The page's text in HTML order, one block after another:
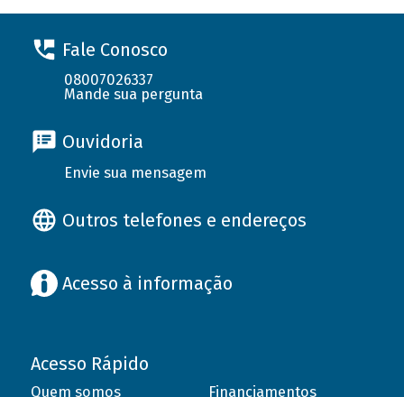
Fale Conosco
08007026337
Mande sua pergunta
Ouvidoria
Envie sua mensagem
Outros telefones e endereços
Acesso à informação
Acesso Rápido
Quem somos
Financiamentos